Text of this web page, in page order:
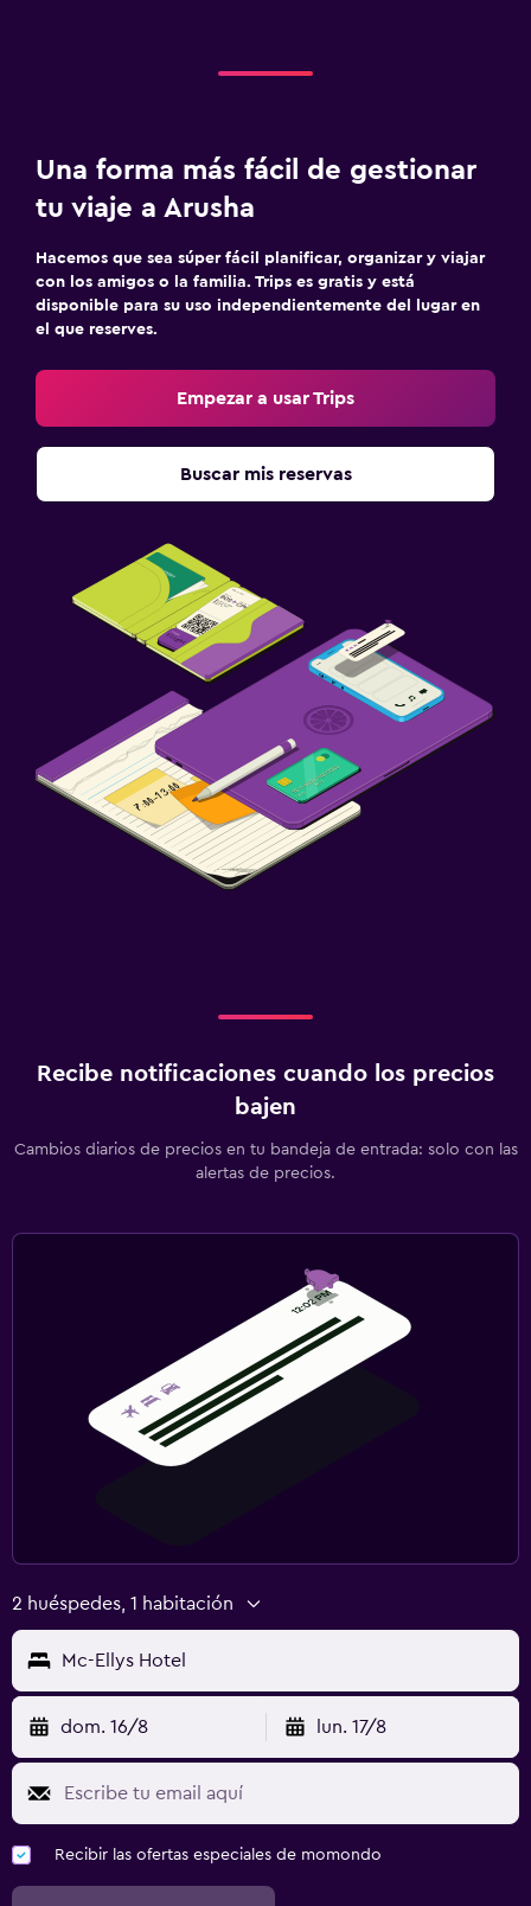
Sistema de entretenimiento
TV por cable o vía satélite
Ideal para familias
Cuidado de niños o guardería
Comidas para niños
Protectores de enchufes
Terraza/patio
Lavandería
Servicio de planchado
Zona de trabajo
Una forma más fácil de gestionar
tu viaje a Arusha
Hacemos que sea súper fácil planificar, organizar y viajar
con los amigos o la familia. Trips es gratis y está
disponible para su uso independientemente del lugar en
el que reserves.
Empezar a usar Trips
Buscar mis reservas
Recibe notificaciones cuando los precios
bajen
Cambios diarios de precios en tu bandeja de entrada: solo con las
alertas de precios.
2 huéspedes, 1 habitación
Mc-Ellys Hotel
dom. 16/8 lun. 17/8
Recibir las ofertas especiales de momondo